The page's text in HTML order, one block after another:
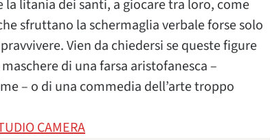
litania dei santi, a giocare tra loro, come
sfruttano la schermaglia verbale forse solo
Vien da chiedersi se queste figure
di una farsa aristofanesca –
– o di una commedia dell’arte troppo